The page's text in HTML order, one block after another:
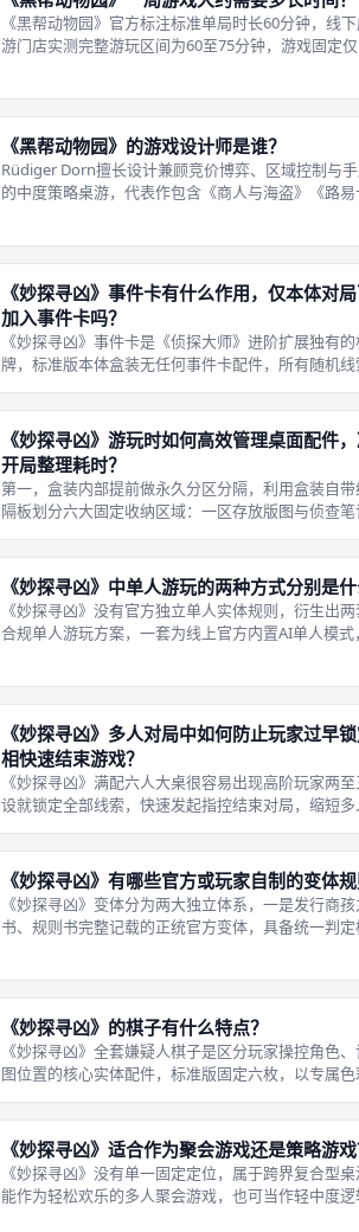
《黑帮动物园》官方标注标准单局时长60分钟，线
游门店实测完整游玩区间为60至75分钟，游戏固定
时长差距明显，零基础成都桌
《黑帮动物园》的游戏设计师是谁？
Rüdiger Dorn擅长设计兼顾竞价博弈、区域控制与
的中度策略桌游，代表作包含《商人与海盗》《路易
短板。《黑帮动物园》
《妙探寻凶》事件卡有什么作用，仅本体对
加入事件卡吗？
《妙探寻凶》事件卡是《侦探大师》进阶扩展独有
牌，标准版本体盒装无任何事件卡配件，所有随机
推理节奏，增加对局不确定性与博弈拉扯感，纯本
局官方规则没有事件卡相关结算条款，
《妙探寻凶》游玩时如何高效管理桌面配件
开局整理耗时？
第一，盒装内部提前做永久分区分隔，利用盒装自
隔板划分六大固定收纳区域：一区存放版图与侦查笔
子，四区、五区、六区分别独立收纳嫌疑人卡牌、
牌、房间卡牌，三类线索卡组永久分开
《妙探寻凶》中单人游玩的两种方式分别是什
《妙探寻凶》没有官方独立单人实体规则，衍生出
合规单人游玩方案，一套为线上官方内置AI单人模式
实体盒装的成都桌游玩家均可按需
《妙探寻凶》多人对局中如何防止玩家过早
相快速结束游戏？
《妙探寻凶》满配六人大桌很容易出现高阶玩家两
设就锁定全部线索，快速发起指控结束对局，缩短多
则，不启用民间自定义变体，线下成都桌游团建局
合使用这套思路，均衡各玩家信息获取
《妙探寻凶》有哪些官方或玩家自制的变体规
《妙探寻凶》变体分为两大独立体系，一是发行商
书、规则书完整记载的正统官方变体，具备统一判定
游玩，竞技标准对局禁止启用，两类
《妙探寻凶》的棋子有什么特点？
《妙探寻凶》全套嫌疑人棋子是区分玩家操控角色
图位置的核心实体配件，标准版固定六枚，以专属色
体系从未改动，仅2016年全球更新后白色棋子对应
称、背景替换为兰花博士，
《妙探寻凶》适合作为聚会游戏还是策略游戏
《妙探寻凶》没有单一固定定位，属于跨界复合型
能作为轻松欢乐的多人聚会游戏，也可当作轻中度逻